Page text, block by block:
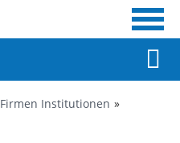
Firmen Institutionen